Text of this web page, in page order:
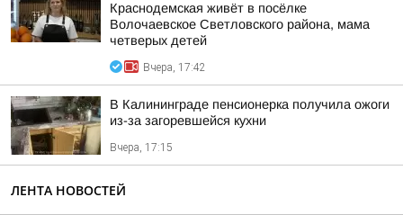
Краснодемская живёт в посёлке
Волочаевское Светловского района, мама
четверых детей
Вчера, 17:42
В Калининграде пенсионерка получила ожоги
из-за загоревшейся кухни
Вчера, 17:15
ЛЕНТА НОВОСТЕЙ